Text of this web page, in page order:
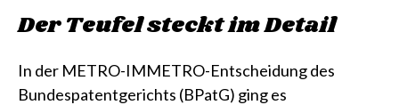
Der Teufel steckt im Detail
In der METRO-IMMETRO-Entscheidung des
Bundespatentgerichts (BPatG) ging es